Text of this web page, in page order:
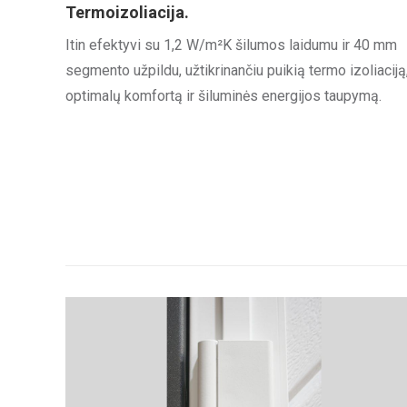
Termoizoliacija.
Itin efektyvi su 1,2 W/m²K šilumos laidumu ir 40 mm
segmento užpildu, užtikrinančiu puikią termo
optimalų komfortą ir šiluminės energijos taupymą.